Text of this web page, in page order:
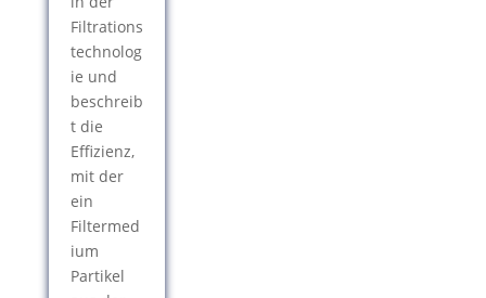
Filtrations
technolog
ie und
beschreib
t die
Effizienz,
mit der
ein
Filtermed
ium
Partikel